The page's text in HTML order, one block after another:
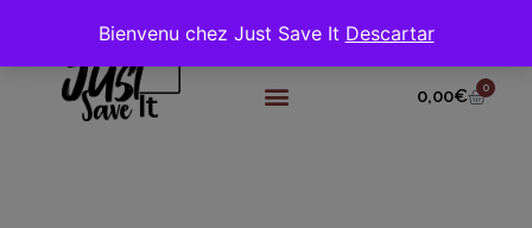
Bienvenu chez Just Save It Descartar
0,00€ 0